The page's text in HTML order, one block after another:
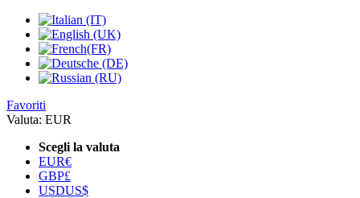
Favoriti
Valuta: EUR
Scegli la valuta
EUR€
GBP£
USDUS$